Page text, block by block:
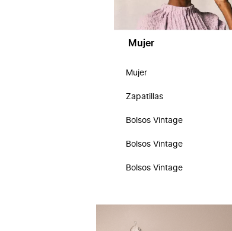
Mujer
Mujer
Zapatillas
Bolsos Vintage
Bolsos Vintage
Bolsos Vintage